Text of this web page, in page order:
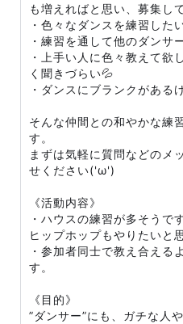
も増えればと思い、募集し
・色々なダンスを練習した
・練習を通して他のダンサ
・上手い人に色々教えて欲
く聞きづらい💦
・ダンスにブランクがある
そんな仲間との和やかな練
す。
まずは気軽に質問などのメ
せください('ω')
《活動内容》
・ハウスの練習が多そうで
ヒップホップもやりたいと
・参加者同士で教え合える
す。
《目的》
”ダンサー”にも、ガチな人